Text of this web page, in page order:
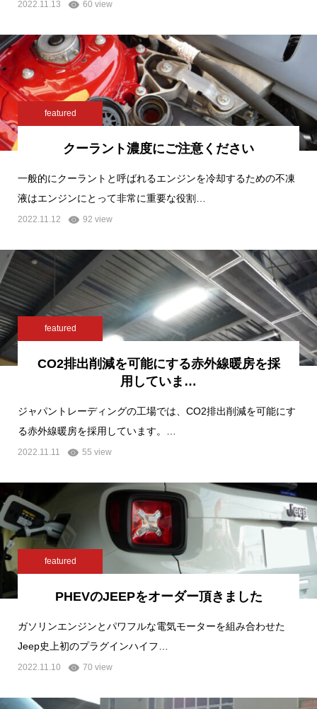
2022.11.13 60 view
featured
クーラント濃度にご注意ください
一般的にクーラントと呼ばれるエンジンを冷却するための不凍
液はエンジンにとって非常に重要な役割…
2022.11.12 92 view
featured
CO2排出削減を可能にする赤外線暖房を採
用していま…
ジャパントレーディングの工場では、CO2排出削減を可能にす
る赤外線暖房を採用しています。…
2022.11.11 55 view
featured
PHEVのJEEPをオーダー頂きました
ガソリンエンジンとパワフルな電気モーターを組み合わせた
Jeep史上初のプラグインハイフ…
2022.11.10 70 view